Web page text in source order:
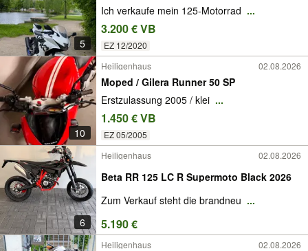
5
Ich verkaufe mein 125-Motorrad ...
3.200 € VB
EZ 12/2020
10
Heiligenhaus 02.08.2026
Moped / Gilera Runner 50 SP
Erstzulassung 2005 / klei ...
1.450 € VB
EZ 05/2005
6
Heiligenhaus 02.08.2026
Beta RR 125 LC R Supermoto Black 2026
Zum Verkauf steht die brandneu ...
5.190 €
Heiligenhaus 02.08.2026